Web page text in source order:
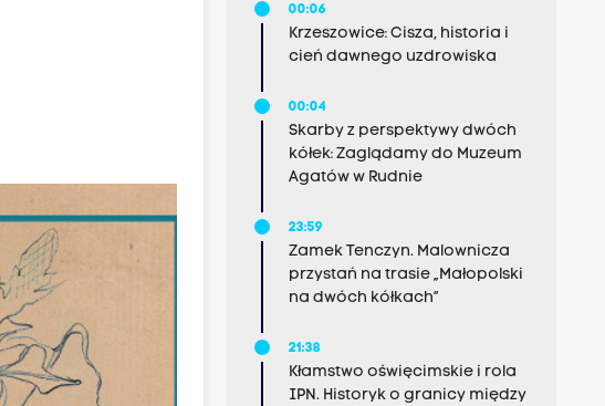
00:06
Krzeszowice: Cisza, historia i
cień dawnego uzdrowiska
00:04
Skarby z perspektywy dwóch
kółek: Zaglądamy do Muzeum
Agatów w Rudnie
23:59
Zamek Tenczyn. Malownicza
przystań na trasie „Małopolski
na dwóch kółkach”
21:38
Kłamstwo oświęcimskie i rola
IPN. Historyk o granicy między